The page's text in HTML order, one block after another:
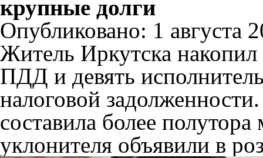
крупные долги
Опубликовано: 1 августа
Житель Иркутска
ПДД и девять
налоговой
составила более
уклонителя объявили в